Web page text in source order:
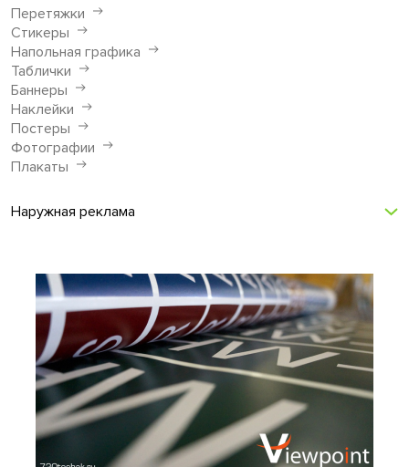
Перетяжки
Стикеры
Напольная графика
Таблички
Баннеры
Наклейки
Постеры
Фотографии
Плакаты
Наружная реклама